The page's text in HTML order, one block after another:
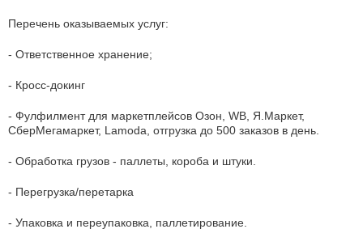
Перечень оказываемых услуг:
- Ответственное хранение;
- Кросс-докинг
- Фулфилмент для маркетплейсов Озон, WB, Я.Маркет,
СберМегамаркет, Lamoda, отгрузка до 500 заказов в день.
- Обработка грузов - паллеты, короба и штуки.
- Перегрузка/перетарка
- Упаковка и переупаковка, паллетирование.